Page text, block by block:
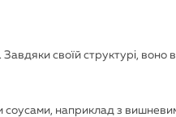
своїй структурі, воно
соусами, наприклад з